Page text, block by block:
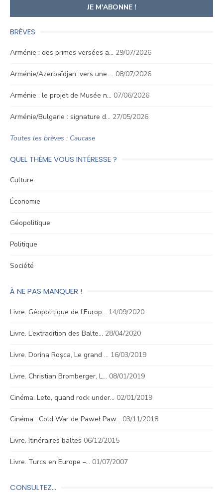
BRÈVES
Arménie : des primes versées a… 29/07/2026
Arménie/Azerbaïdjan: vers une … 08/07/2026
Arménie : le projet de Musée n… 07/06/2026
Arménie/Bulgarie : signature d… 27/05/2026
Toutes les brèves : Caucase
QUEL THÈME VOUS INTÉRESSE ?
Culture
Économie
Géopolitique
Politique
Société
À NE PAS MANQUER !
Livre. Géopolitique de l’Europ… 14/09/2020
Livre. L’extradition des Balte… 28/04/2020
Livre. Dorina Roşca, Le grand … 16/03/2019
Livre. Christian Bromberger, L… 08/01/2019
Cinéma. Leto, quand rock under… 02/01/2019
Cinéma : Cold War de Paweł Paw… 03/11/2018
Livre. Itinéraires baltes 06/12/2015
Livre. Turcs en Europe –… 01/07/2007
CONSULTEZ…